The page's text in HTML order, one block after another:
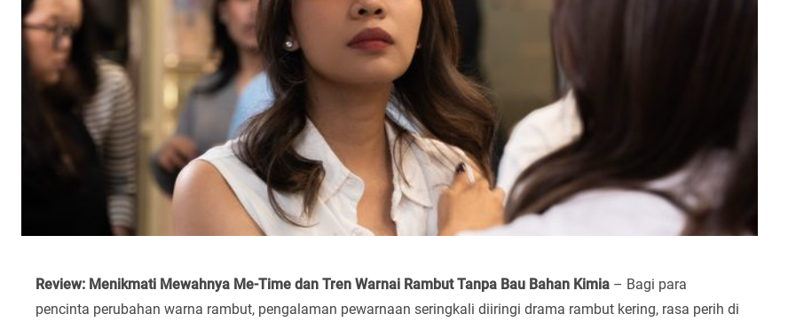
Review: Menikmati Mewahnya Me-Time dan Tren Warnai Rambut Tanpa Bau Bahan Kimia – Bagi para
pencinta perubahan warna rambut, pengalaman pewarnaan seringkali diiringi drama rambut kering, rasa perih di